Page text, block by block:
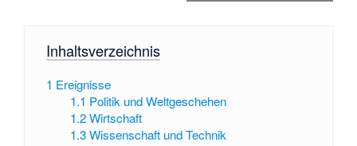
Inhaltsverzeichnis
1 Ereignisse
1.1 Politik und Weltgeschehen
1.2 Wirtschaft
1.3 Wissenschaft und Technik